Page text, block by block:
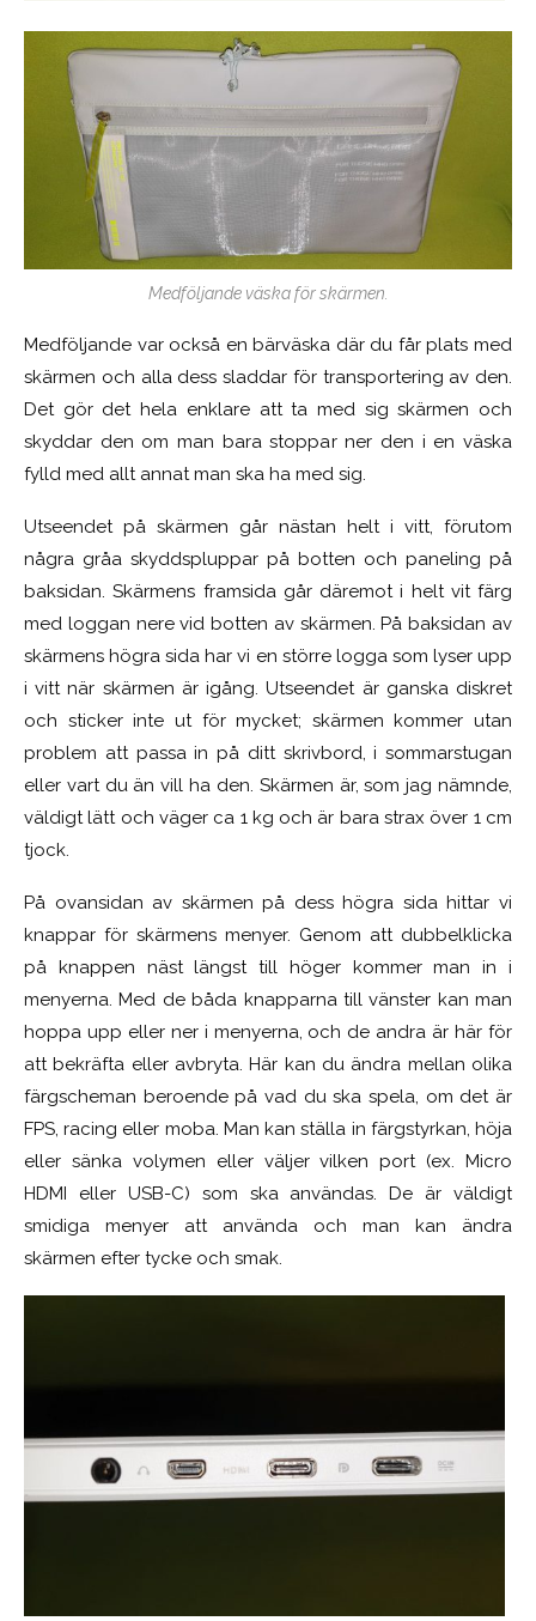
Medföljande väska för skärmen.
Medföljande var också en bärväska där du får plats med
skärmen och alla dess sladdar för transportering av den.
Det gör det hela enklare att ta med sig skärmen och
skyddar den om man bara stoppar ner den i en väska
fylld med allt annat man ska ha med sig.
Utseendet på skärmen går nästan helt i vitt, förutom
några gråa skyddspluppar på botten och paneling på
baksidan. Skärmens framsida går däremot i helt vit färg
med loggan nere vid botten av skärmen. På baksidan av
skärmens högra sida har vi en större logga som lyser upp
i vitt när skärmen är igång. Utseendet är ganska diskret
och sticker inte ut för mycket; skärmen kommer utan
problem att passa in på ditt skrivbord, i sommarstugan
eller vart du än vill ha den. Skärmen är, som jag nämnde,
väldigt lätt och väger ca 1 kg och är bara strax över 1 cm
tjock.
På ovansidan av skärmen på dess högra sida hittar vi
knappar för skärmens menyer. Genom att dubbelklicka
på knappen näst längst till höger kommer man in i
menyerna. Med de båda knapparna till vänster kan man
hoppa upp eller ner i menyerna, och de andra är här för
att bekräfta eller avbryta. Här kan du ändra mellan olika
färgscheman beroende på vad du ska spela, om det är
FPS, racing eller moba. Man kan ställa in färgstyrkan, höja
eller sänka volymen eller väljer vilken port (ex. Micro
HDMI eller USB-C) som ska användas. De är väldigt
smidiga menyer att använda och man kan ändra
skärmen efter tycke och smak.